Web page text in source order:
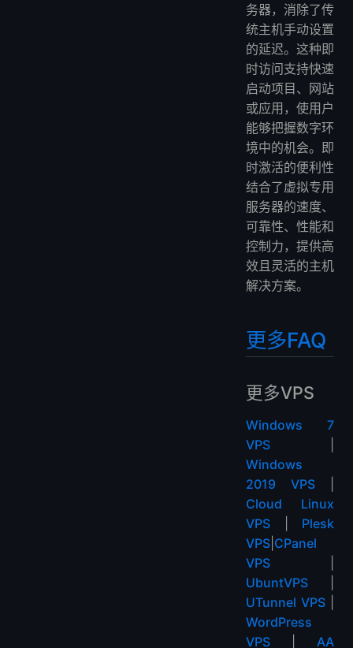
务器，消除了传
统主机手动设置
的延迟。这种即
时访问支持快速
启动项目、网站
或应用，使用户
能够把握数字环
境中的机会。即
时激活的便利性
结合了虚拟专用
服务器的速度、
可靠性、性能和
控制力，提供高
效且灵活的主机
解决方案。
更多FAQ
更多VPS
Windows 7
VPS
Windows
2019 VPS|
Cloud Linux
VPS
Plesk
VPS CPanel
VPS
UbuntVPS
UTunnel VPS|
WordPress
VPS
AA